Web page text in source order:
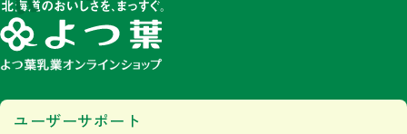
ユーザーサポート